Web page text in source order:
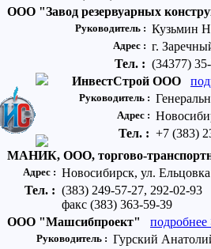
ООО "Завод резервуарных
Руководитель : Кузьмин
Адрес : г.
Тел. : (34377)
ИнвестСтрой ООО
Руководитель :
Адрес :
Тел. : +7 (383)
МАНИК, ООО, торгово-
Адрес : Новосибирск, ул.
Тел. : (383) 249-57-27, 292-02-93
факс (383) 363-59-39
ООО "Машсибпроект"
подробнее
Руководитель : Гурский